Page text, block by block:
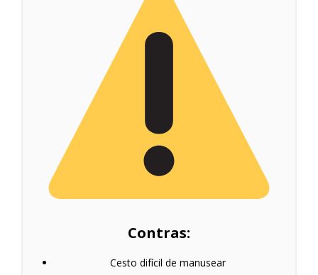
Contras:
Cesto difícil de manusear